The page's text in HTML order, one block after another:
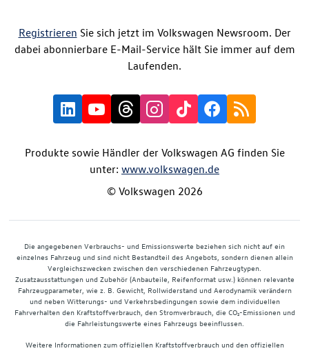
Registrieren Sie sich jetzt im Volkswagen Newsroom. Der
dabei abonnierbare E-Mail-Service hält Sie immer auf dem
Laufenden.
Produkte sowie Händler der Volkswagen AG finden Sie
unter: www.volkswagen.de
© Volkswagen 2026
Die angegebenen Verbrauchs- und Emissionswerte beziehen sich nicht auf ein
einzelnes Fahrzeug und sind nicht Bestandteil des Angebots, sondern dienen allein
Vergleichszwecken zwischen den verschiedenen Fahrzeugtypen.
Zusatzausstattungen und Zubehör (Anbauteile, Reifenformat usw.) können relevante
Fahrzeugparameter, wie z. B. Gewicht, Rollwiderstand und Aerodynamik verändern
und neben Witterungs- und Verkehrsbedingungen sowie dem individuellen
Fahrverhalten den Kraftstoffverbrauch, den Stromverbrauch, die CO₂-Emissionen und
die Fahrleistungswerte eines Fahrzeugs beeinflussen.
Weitere Informationen zum offiziellen Kraftstoffverbrauch und den offiziellen